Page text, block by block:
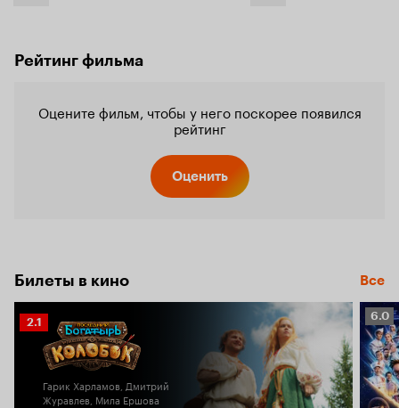
Рейтинг фильма
Оцените фильм, чтобы у него поскорее появился
рейтинг
Оценить
Билеты в кино Все
Рейтинг
Кинопоиска
2.1
Гарик Харламов, Дмитрий
Журавлев, Мила Ершова
6.0
6.0